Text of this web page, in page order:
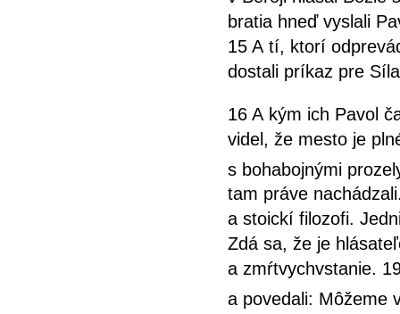
bratia hneď vyslali
15 A tí, ktorí
dostali príkaz pre
16 A kým ich Pavol
videl, že mesto je
s bohabojnými
tam práve
a stoickí filozofi.
Zdá sa, že je
a zmŕtvychvstanie.
a povedali: Môžeme